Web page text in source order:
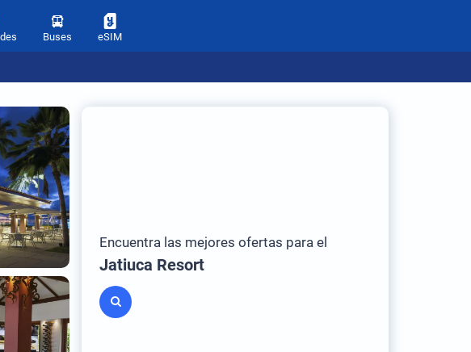
Buses eSIM
Encuentra las mejores ofertas para el
Jatiuca Resort